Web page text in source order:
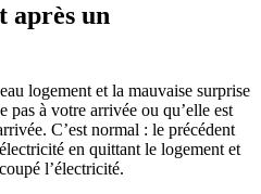
après un
logement et la mauvaise surprise
pas à votre arrivée ou qu’elle est
C’est normal : le précédent
en quittant le logement et
l’électricité.